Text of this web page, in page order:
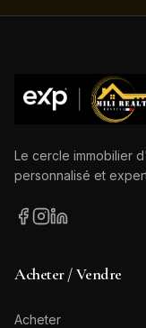
Le cercle immobilier
personnalisé et
Acheter / Vendre
Acheter